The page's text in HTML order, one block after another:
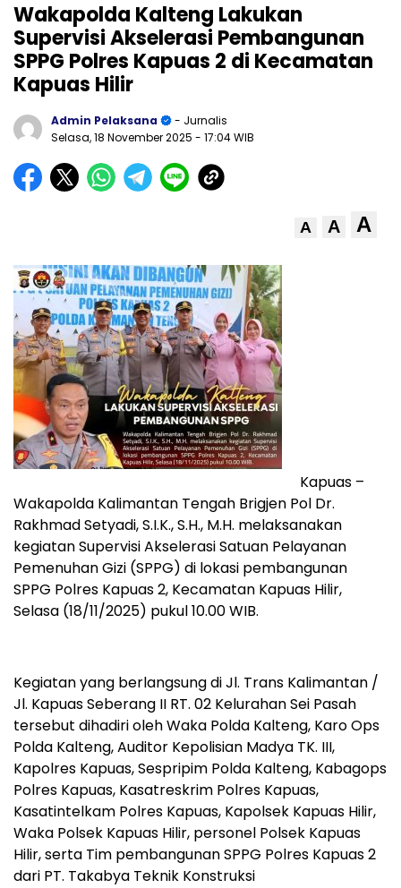
Wakapolda Kalteng Lakukan
Supervisi Akselerasi Pembangunan
SPPG Polres Kapuas 2 di Kecamatan
Kapuas Hilir
Admin Pelaksana
- Jurnalis
Selasa, 18 November 2025 - 17:04 WIB
A A A
Kapuas –
Wakapolda Kalimantan Tengah Brigjen Pol Dr.
Rakhmad Setyadi, S.I.K., S.H., M.H. melaksanakan
kegiatan Supervisi Akselerasi Satuan Pelayanan
Pemenuhan Gizi (SPPG) di lokasi pembangunan
SPPG Polres Kapuas 2, Kecamatan Kapuas Hilir,
Selasa (18/11/2025) pukul 10.00 WIB.
Kegiatan yang berlangsung di Jl. Trans Kalimantan /
Jl. Kapuas Seberang II RT. 02 Kelurahan Sei Pasah
tersebut dihadiri oleh Waka Polda Kalteng, Karo Ops
Polda Kalteng, Auditor Kepolisian Madya TK. III,
Kapolres Kapuas, Sespripim Polda Kalteng, Kabagops
Polres Kapuas, Kasatreskrim Polres Kapuas,
Kasatintelkam Polres Kapuas, Kapolsek Kapuas Hilir,
Waka Polsek Kapuas Hilir, personel Polsek Kapuas
Hilir, serta Tim pembangunan SPPG Polres Kapuas 2
dari PT. Takabya Teknik Konstruksi